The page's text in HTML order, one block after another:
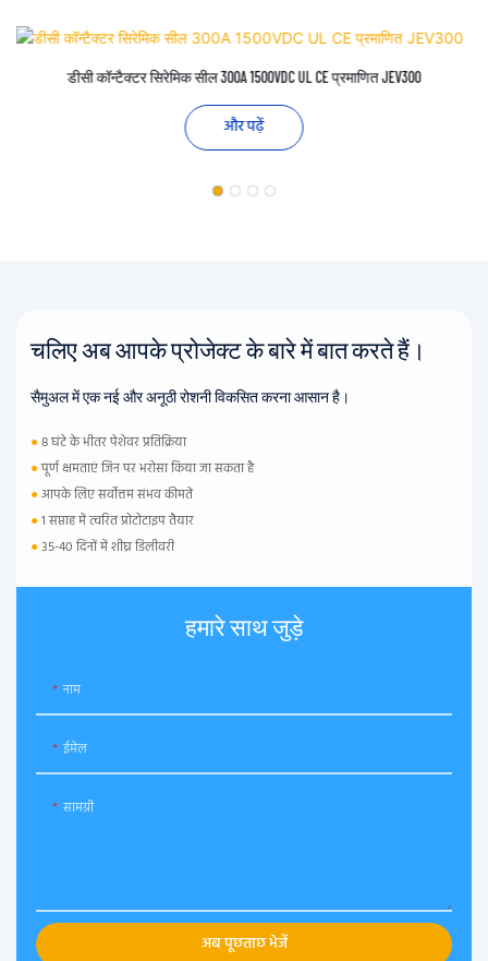
डीसी कॉन्टैक्टर सिरेमिक सील 300A 1500VDC UL CE प्रमाणित JEV300
और पढ़ें
चलिए अब आपके प्रोजेक्ट के बारे में बात करते हैं।
सैमुअल में एक नई और अनूठी रोशनी विकसित करना आसान है।
●8 घंटे के भीतर पेशेवर प्रतिक्रिया
●पूर्ण क्षमताएं जिन पर भरोसा किया जा सकता है
●आपके लिए सर्वोत्तम संभव कीमतें
●1 सप्ताह में त्वरित प्रोटोटाइप तैयार
●35-40 दिनों में शीघ्र डिलीवरी
हमारे साथ जुड़े
नाम
ईमेल
सामग्री
अब पूछताछ भेजें